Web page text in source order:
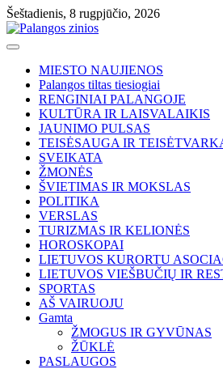
Skip
to
content
Šeštadienis, 8 rugpjūčio, 2026
MIESTO NAUJIENOS
Palangos tiltas tiesiogiai
RENGINIAI PALANGOJE
KULTŪRA IR LAISVALAIKIS
JAUNIMO PULSAS
TEISĖSAUGA IR
SVEIKATA
ŽMONĖS
ŠVIETIMAS IR MOKSLAS
POLITIKA
VERSLAS
TURIZMAS IR KELIONĖS
HOROSKOPAI
LIETUVOS KURORTU
LIETUVOS VIEŠBUČIŲ IR
SPORTAS
AŠ VAIRUOJU
Gamta
ŽMOGUS IR GYVŪNAS
ŽŪKLĖ
PASLAUGOS